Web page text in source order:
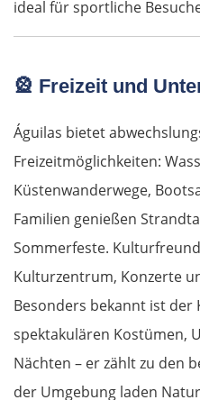
ideal für sportliche
🎡 Freizeit und
Águilas bietet
Freizeitmöglichkeiten:
Küstenwanderwege,
Familien genießen
Sommerfeste.
Kulturzentrum, Konzerte
Besonders bekannt ist der
spektakulären Kostümen,
Nächten – er zählt zu den
der Umgebung laden
St. Pölten
Bratislava
Trnava
Nové Zámky
Ungarn Nord